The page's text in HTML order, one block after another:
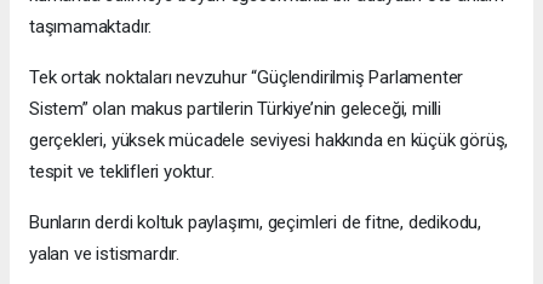
taşımamaktadır.
Tek ortak noktaları nevzuhur “Güçlendirilmiş Parlamenter
Sistem” olan makus partilerin Türkiye’nin geleceği, milli
gerçekleri, yüksek mücadele seviyesi hakkında en küçük görüş,
tespit ve teklifleri yoktur.
Bunların derdi koltuk paylaşımı, geçimleri de fitne, dedikodu,
yalan ve istismardır.